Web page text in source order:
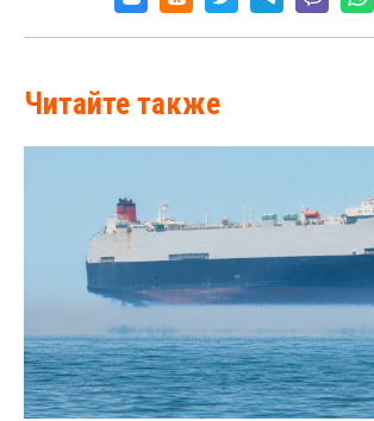
Читайте также